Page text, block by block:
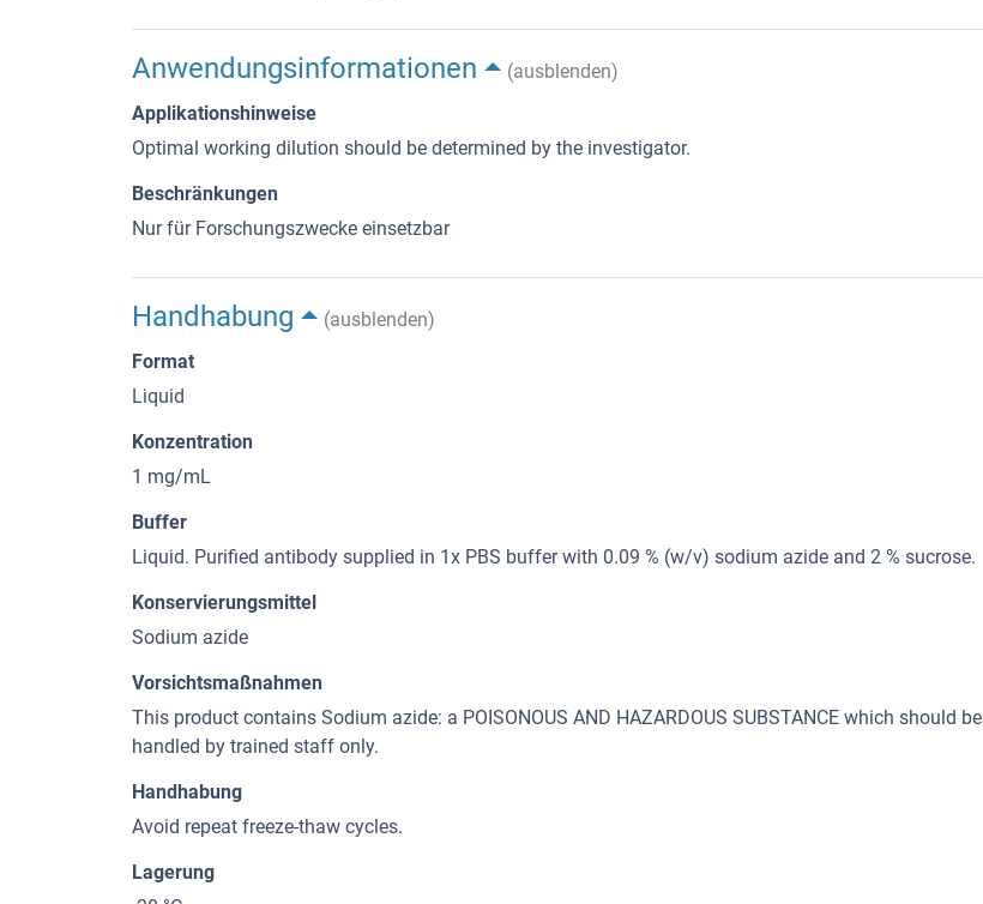
Anwendungsinformationen
(ausblenden)
Applikationshinweise
Optimal working dilution should be determined by the investigator.
Beschränkungen
Nur für Forschungszwecke einsetzbar
Handhabung
(ausblenden)
Format
Liquid
Konzentration
1 mg/mL
Buffer
Liquid. Purified antibody supplied in 1x PBS buffer with 0.09 % (w/v) sodium azide and 2 % sucrose.
Konservierungsmittel
Sodium azide
Vorsichtsmaßnahmen
This product contains Sodium azide: a POISONOUS AND HAZARDOUS SUBSTANCE which should be
handled by trained staff only.
Handhabung
Avoid repeat freeze-thaw cycles.
Lagerung